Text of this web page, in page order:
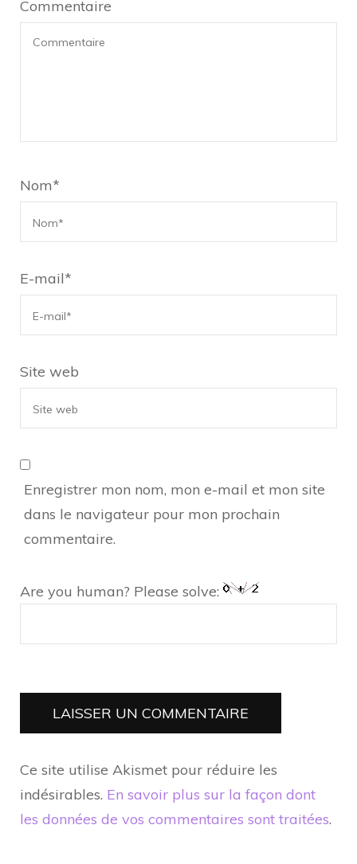
Commentaire
Nom*
E-mail*
Site web
Enregistrer mon nom, mon e-mail et mon site
dans le navigateur pour mon prochain
commentaire.
Are you human? Please solve:
Ce site utilise Akismet pour réduire les
indésirables. En savoir plus sur la façon dont
les données de vos commentaires sont traitées.